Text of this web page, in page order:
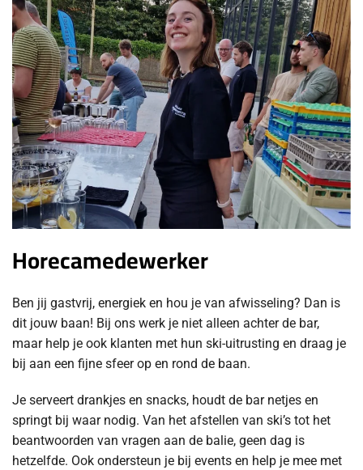
Horecamedewerker
Ben jij gastvrij, energiek en hou je van afwisseling? Dan is
dit jouw baan! Bij ons werk je niet alleen achter de bar,
maar help je ook klanten met hun ski-uitrusting en draag je
bij aan een fijne sfeer op en rond de baan.
Je serveert drankjes en snacks, houdt de bar netjes en
springt bij waar nodig. Van het afstellen van ski’s tot het
beantwoorden van vragen aan de balie, geen dag is
hetzelfde. Ook ondersteun je bij events en help je mee met